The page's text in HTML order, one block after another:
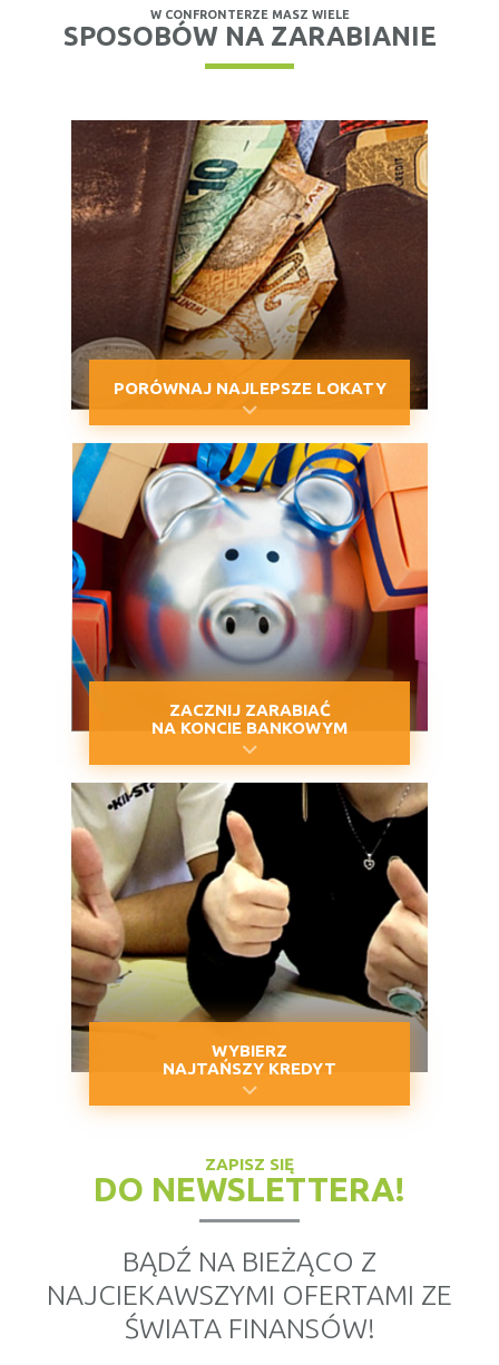
W CONFRONTERZE MASZ WIELE
SPOSOBÓW NA ZARABIANIE
PORÓWNAJ NAJLEPSZE LOKATY
ZACZNIJ ZARABIAĆ
NA KONCIE BANKOWYM
WYBIERZ
NAJTAŃSZY KREDYT
ZAPISZ SIĘ
DO NEWSLETTERA!
BĄDŹ NA BIEŻĄCO Z
NAJCIEKAWSZYMI OFERTAMI ZE
ŚWIATA FINANSÓW!